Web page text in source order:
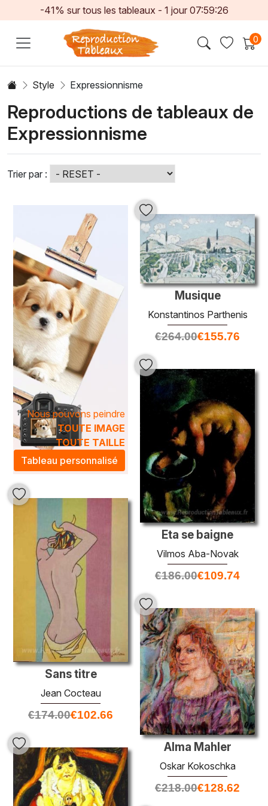
-41% sur tous les tableaux - 1 jour 07:59:23
0
Style Expressionnisme
Reproductions de tableaux de
Expressionnisme
Trier par :
Nous pouvons peindre
TOUTE IMAGE
TOUTE TAILLE
Tableau personnalisé
Musique
Konstantinos Parthenis
€264.00€155.76
Eta se baigne
Vilmos Aba-Novak
€186.00€109.74
Sans titre
Jean Cocteau
€174.00€102.66
Alma Mahler
Oskar Kokoschka
€218.00€128.62